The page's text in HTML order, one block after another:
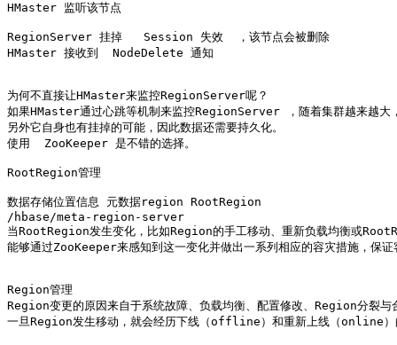
HMaster 监听该节点
RegionServer 挂掉   Session 失效  ，该节点会被删除
HMaster 接收到  NodeDelete 通知
为何不直接让HMaster来监控RegionServer呢？
如果HMaster通过心跳等机制来监控RegionServer ，随着集群越来越大
另外它自身也有挂掉的可能，因此数据还需要持久化。
使用  ZooKeeper 是不错的选择。
RootRegion管理
数据存储位置信息 元数据region RootRegion
/hbase/meta-region-server
当RootRegion发生变化，比如Region的手工移动、重新负载均衡或
能够通过ZooKeeper来感知到这一变化并做出一系列相应的容灾措施，保
Region管理
Region变更的原因来自于系统故障、负载均衡、配置修改、Region分裂与
一旦Region发生移动，就会经历下线（offline）和重新上线（online）